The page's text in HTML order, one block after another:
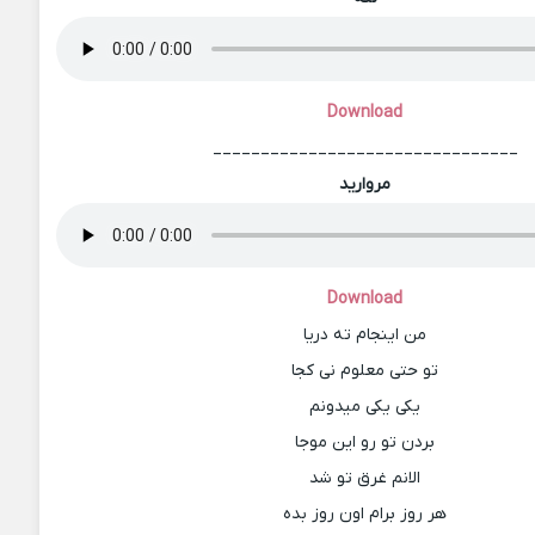
Download
________________________________
مروارید
Download
من اینجام ته دریا
تو حتی معلوم نی کجا
یکی یکی میدونم
بردن تو رو این موجا
الانم غرق تو شد
هر روز برام اون روز بده